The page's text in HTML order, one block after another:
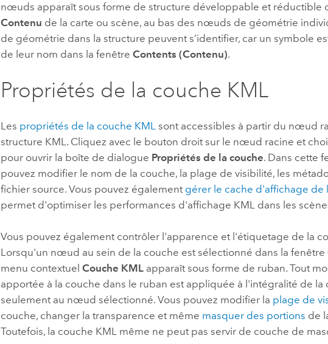
nœuds apparaît sous forme de structure développable et réductible
Contenu de la carte ou scène, au bas des nœuds de géométrie
de géométrie dans la structure peuvent s’identifier, car un symbole
de leur nom dans la fenêtreContents (Contenu).
Propriétés de la couche KML
Les propriétés de la couche KML sont accessibles à partir du nœud
structure KML. Cliquez avec le bouton droit sur le nœud racine et
pour ouvrir la boîte de dialogue Propriétés de la couche. Dans cette
pouvez modifier le nom de la couche, la plage de visibilité, les
fichier source. Vous pouvez également gérer le cache d'affichage de
permet d'optimiser les performances d'affichage KML dans les
Vous pouvez également contrôler l'apparence et l'étiquetage de la
Lorsqu'un nœud au sein de la couche est sélectionné dans la fenêtre
menu contextuelCouche KML apparaît sous forme de ruban. Tout
apportée à la couche dans le ruban est appliquée à l'intégralité de la
seulement au nœud sélectionné. Vous pouvez modifier la plage de
couche, changer la transparence et même masquer des portions de
Toutefois, la couche KML même ne peut pas servir de couche de